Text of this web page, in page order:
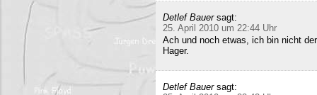
Detlef Bauer sagt:
25. April 2010 um 22:44 Uhr
Ach und noch etwas, ich bin nicht
Hager.
Detlef Bauer sagt: